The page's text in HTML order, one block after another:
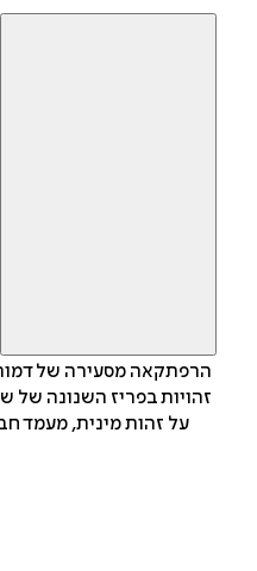
הרפתקאה מסעירה של
זהויות בפריז השנונה של
על זהות מינית, מעמד